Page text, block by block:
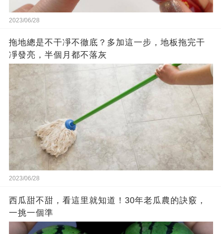
2023/06/28
拖地總是不干凈不徹底？多加這一步，地板拖完干
凈發亮，半個月都不落灰
2023/06/28
西瓜甜不甜，看這里就知道！30年老瓜農的訣竅，
一挑一個準